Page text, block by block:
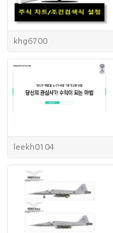
khg6700
leekh0104